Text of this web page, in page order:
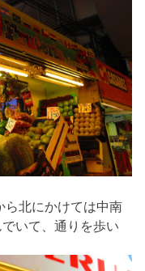
ら北にかけては中南
いて、通りを歩い